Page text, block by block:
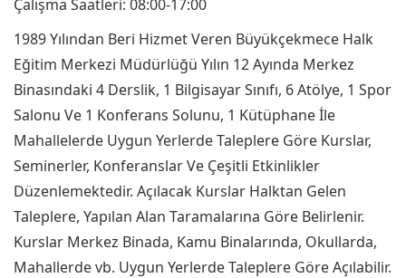
Çalışma Saatleri: 08:00-17:00
1989 Yılından Beri Hizmet Veren Büyükçekmece Halk
Eğitim Merkezi Müdürlüğü Yılın 12 Ayında Merkez
Binasındaki 4 Derslik, 1 Bilgisayar Sınıfı, 6 Atölye, 1 Spor
Salonu Ve 1 Konferans Solunu, 1 Kütüphane İle
Mahallelerde Uygun Yerlerde Taleplere Göre Kurslar,
Seminerler, Konferanslar Ve Çeşitli Etkinlikler
Düzenlemektedir. Açılacak Kurslar Halktan Gelen
Taleplere, Yapılan Alan Taramalarına Göre Belirlenir.
Kurslar Merkez Binada, Kamu Binalarında, Okullarda,
Mahallerde vb. Uygun Yerlerde Taleplere Göre Açılabilir.